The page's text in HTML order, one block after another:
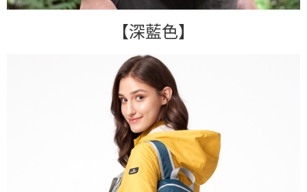
【深藍色】